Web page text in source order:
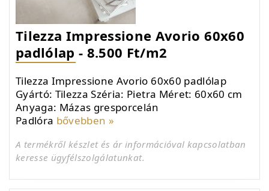
Tilezza Impressione Avorio 60x60
padlólap - 8.500 Ft/m2
Tilezza Impressione Avorio 60x60 padlólap
Gyártó: Tilezza Széria: Pietra Méret: 60x60 cm
Anyaga: Mázas gresporcelán
Padlóra bővebben »
A termékről készlet és ár információval kapcsolatban
keresse ügyfélszolgálatunkat.